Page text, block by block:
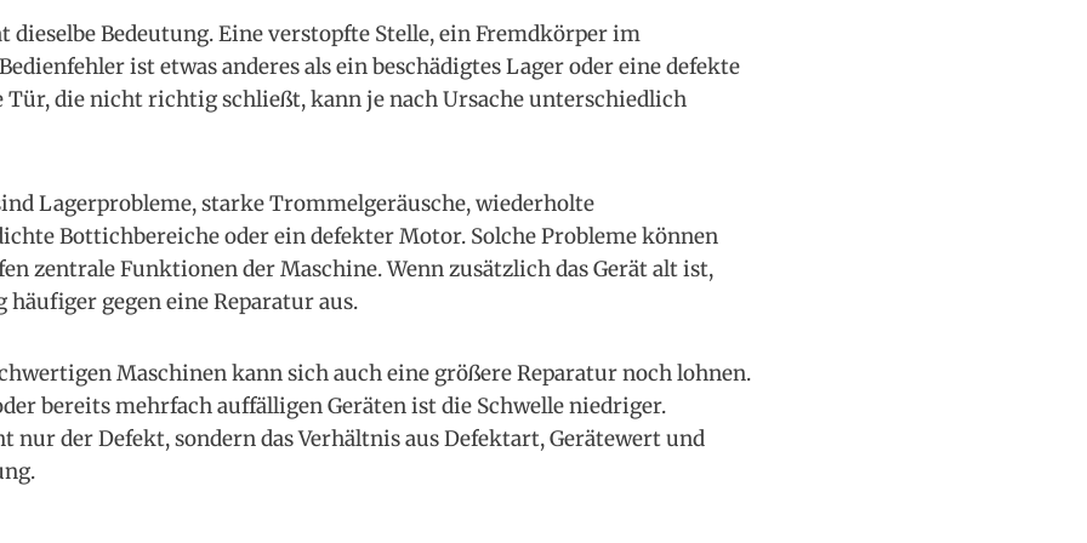
dieselbe Bedeutung. Eine verstopfte Stelle, ein Fremdkörper im
ist etwas anderes als ein beschädigtes Lager oder eine defekte
Tür, die nicht richtig schließt, kann je nach Ursache unterschiedlich
Lagerprobleme, starke Trommelgeräusche, wiederholte
Bottichbereiche oder ein defekter Motor. Solche Probleme können
zentrale Funktionen der Maschine. Wenn zusätzlich das Gerät alt ist,
gegen eine Reparatur aus.
Maschinen kann sich auch eine größere Reparatur noch lohnen.
bereits mehrfach auffälligen Geräten ist die Schwelle niedriger.
nur der Defekt, sondern das Verhältnis aus Defektart, Gerätewert und